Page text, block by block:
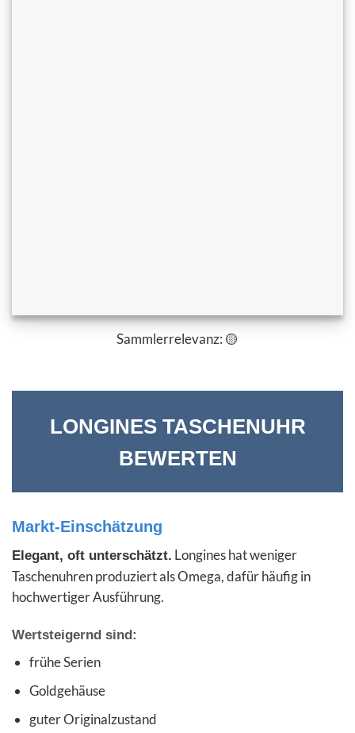
Sammlerrelevanz: 🟡
LONGINES TASCHENUHR
BEWERTEN
Markt-Einschätzung
Elegant, oft unterschätzt. Longines hat weniger
Taschenuhren produziert als Omega, dafür häufig in
hochwertiger Ausführung.
Wertsteigernd sind:
frühe Serien
Goldgehäuse
guter Originalzustand